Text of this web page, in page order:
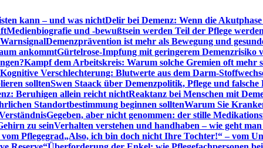
kann – und was nichtDelir bei Demenz: Wenn die
Medienbiografie und -bewußtsein werden Teil der Pflege werden
Demenzprävention ist mehr als Bewegung und
ankommtGürtelrose-Impfung mit geringerem Demenzrisiko
Kampf dem Arbeitskreis: Warum solche Gremien oft mehr
Kognitive Verschlechterung: Blutwerte aus dem Darm-
solltenSwen Staack über Demenzpolitik, Pflege und falsche
Beruhigen allein reicht nichtReaktanz bei Menschen mit
Standortbestimmung beginnen solltenWarum Sie
Gegeben, aber nicht genommen: der stille
zu seinVerhalten verstehen und handhaben – wie geht
Pflegegrad„Also, ich bin doch nicht Ihre Tochter!“ – vom